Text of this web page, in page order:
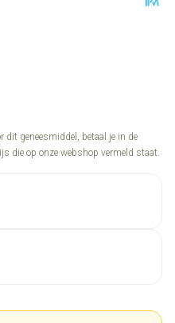
dit geneesmiddel, betaal je in de
die op onze webshop vermeld staat.